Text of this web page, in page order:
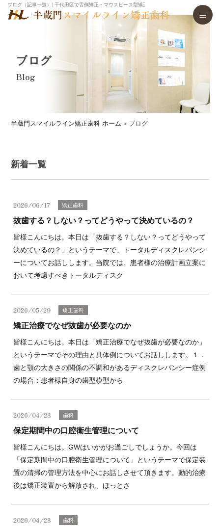
ブログ（記事一覧）│千代田区で舌側矯正・マウスピース型矯正歯科装置（インビザライン）
ブログ
Blog
半蔵門スマイルライン矯正歯科 ホーム ブログ
新着一覧
2026/06/17 矯正歯科
抜歯する？しない？ってどうやって決めているの？
皆様こんにちは。本日は「抜歯する？しない？ってどうやって
決めているの？」というテーマで、トータルディスクレパンシ
ーについてお話しします。当院では、患者様の治療計画立案に
おいて考慮すべきトータルディスク
2026/05/29 矯正歯科
矯正治療でなぜ抜歯が必要なのか
皆様こんにちは。本日は「矯正治療でなぜ抜歯が必要なのか」
というテーマでその理由と具体例についてお話しします。１．
歯と顎の大きさの関係の不調和があるディスクレパンシー症例
の場合：患者様自身の歯型模型から
2026/04/23 歯科
保定期間中の口腔衛生管理について
皆様こんにちは。GWはいかがお過ごしでしょうか。今回は
「保定期間中の口腔衛生管理について」というテーマで保定装
置の清掃の管理方法を中心にお話しさせて頂きます。動的治療
後は矯正装置から解放され、ほっとさ
2026/04/23 歯科